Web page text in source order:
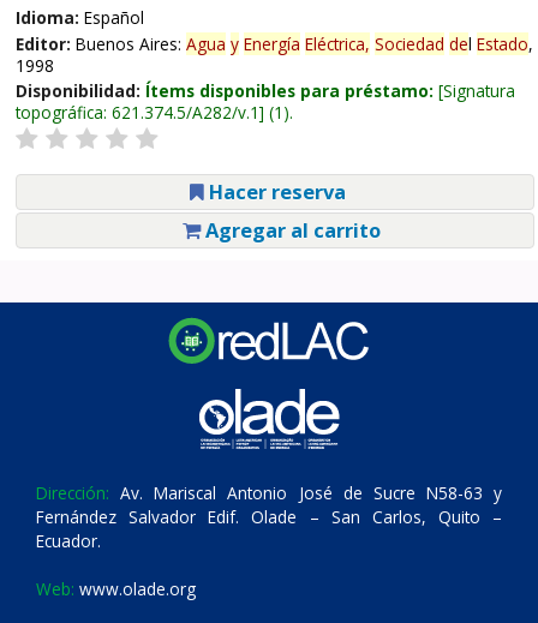
Idioma: Español
Editor: Buenos Aires: Agua y Energía Eléctrica, Sociedad del Estado,
1998
Disponibilidad: Ítems disponibles para préstamo: Signatura
topográfica: 621.374.5/A282/v.1 (1).
Hacer reserva
Agregar al carrito
Dirección: Av. Mariscal Antonio José de Sucre N58-63 y
Fernández Salvador Edif. Olade – San Carlos, Quito –
Ecuador.
Web: www.olade.org